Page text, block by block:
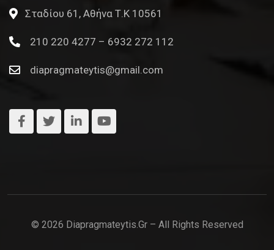
Σταδίου 61, Αθήνα Τ.Κ 10561
210 220 4277 – 6932 272 112
diapragmateytis@gmail.com
© 2026 Diapragmateytis.gr – All Rights Reserved